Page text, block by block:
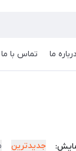
درباره ما تماس با ما
جدیدترین